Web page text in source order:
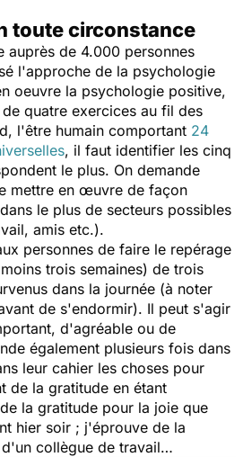
toute circonstance
auprès de 4.000 personnes
l'approche de la psychologie
oeuvre la psychologie positive,
quatre exercices au fil des
l'être humain comportant 24
, il faut identifier les cinq
le plus. On demande
mettre en œuvre de façon
le plus de secteurs possibles
amis etc.).
personnes de faire le repérage
trois semaines) de trois
dans la journée (à noter
de s'endormir). Il peut s'agir
d'agréable ou de
également plusieurs fois dans
leur cahier les choses pour
de la gratitude en étant
la gratitude pour la joie que
hier soir ; j'éprouve de la
collègue de travail…